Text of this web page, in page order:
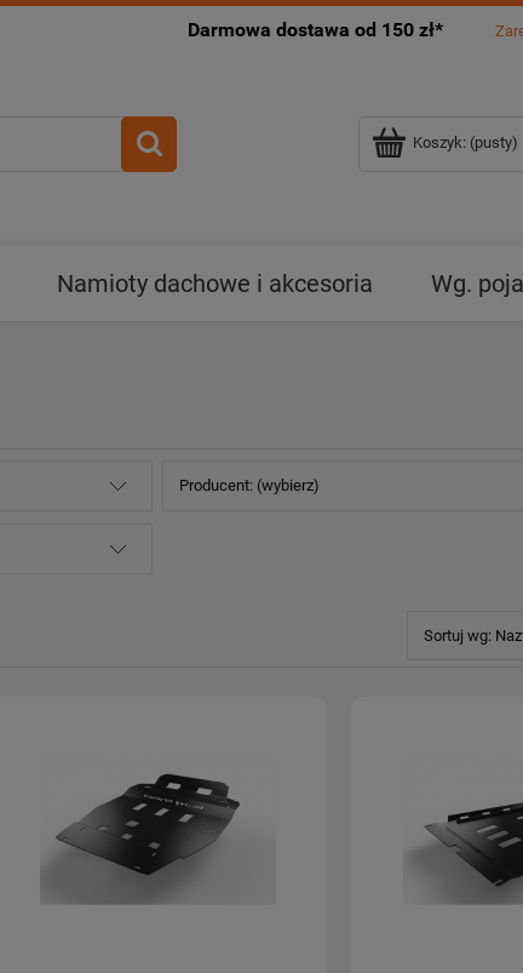
Darmowa dostawa od 150 zł*
Koszyk: (pusty)
Namioty dachowe i akcesoria
Wg.
Producent: (wybierz)
Sortuj wg: